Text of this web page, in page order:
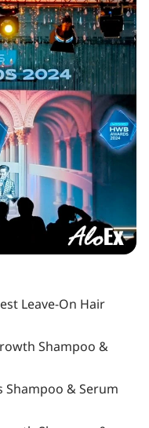
Leave-On Hair
Shampoo &
Shampoo & Serum